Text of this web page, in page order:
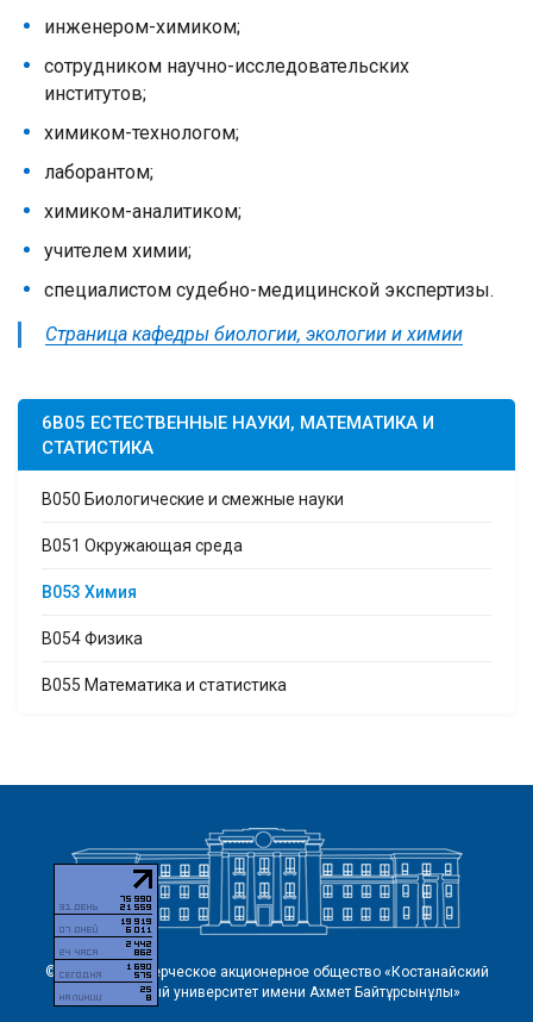
инженером-химиком;
сотрудником научно-исследовательских
институтов;
химиком-технологом;
лаборантом;
химиком-аналитиком;
учителем химии;
специалистом судебно-медицинской экспертизы.
Страница кафедры биологии, экологии и химии
6B05 ЕСТЕСТВЕННЫЕ НАУКИ, МАТЕМАТИКА И
СТАТИСТИКА
B050 Биологические и смежные науки
B051 Окружающая среда
B053 Химия
B054 Физика
B055 Математика и статистика
© 2026 Некоммерческое акционерное общество «Костанайский
региональный университет имени Ахмет Байтұрсынұлы»